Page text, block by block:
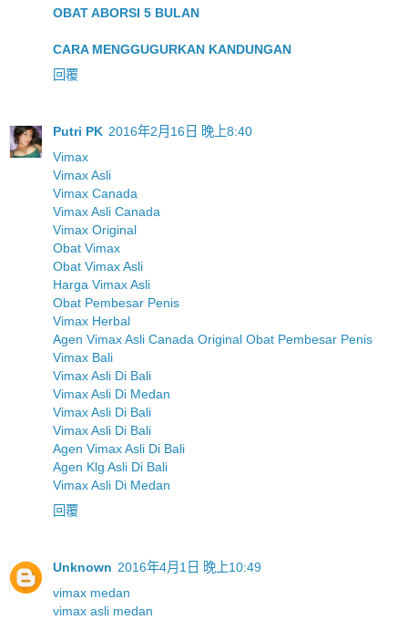
OBAT ABORSI 5 BULAN
CARA MENGGUGURKAN KANDUNGAN
回覆
Putri PK 2016年2月16日 晚上8:40
Vimax
Vimax Asli
Vimax Canada
Vimax Asli Canada
Vimax Original
Obat Vimax
Obat Vimax Asli
Harga Vimax Asli
Obat Pembesar Penis
Vimax Herbal
Agen Vimax Asli Canada Original Obat Pembesar Penis
Vimax Bali
Vimax Asli Di Bali
Vimax Asli Di Medan
Vimax Asli Di Bali
Vimax Asli Di Bali
Agen Vimax Asli Di Bali
Agen Klg Asli Di Bali
Vimax Asli Di Medan
回覆
Unknown 2016年4月1日 晚上10:49
vimax medan
vimax asli medan